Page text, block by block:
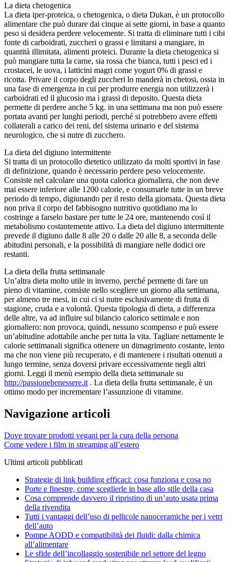
La dieta chetogenica
La dieta iper-proteica, o chetogenica, o dieta Dukan, è un protocollo
alimentare che può durare dai cinque ai sette giorni, in base a quanto
peso si desidera perdere velocemente. Si tratta di eliminare tutti i cibi
fonte di carboidrati, zuccheri o grassi e limitarsi a mangiare, in
quantità illimitata, alimenti proteici. Durante la dieta chetogenica si
può mangiare tutta la carne, sia rossa che bianca, tutti i pesci ed i
crostacei, le uova, i latticini magri come yogurt 0% di grassi e
ricotta. Privare il corpo degli zuccheri lo manderà in chetosi, ossia in
una fase di emergenza in cui per produrre energia non utilizzerà i
carboidrati ed il glucosio ma i grassi di deposito. Questa dieta
permette di perdere anche 5 kg. in una settimana ma non può essere
portata avanti per lunghi periodi, perché si potrebbero avere effetti
collaterali a carico dei reni, del sistema urinario e del sistema
neurologico, che si nutre di zucchero.
La dieta del digiuno intermittente
Si tratta di un protocollo dietetico utilizzato da molti sportivi in fase
di definizione, quando è necessario perdere peso velocemente.
Consiste nel calcolare una quota calorica giornaliera, che non deve
mai essere inferiore alle 1200 calorie, e consumarle tutte in un breve
periodo di tempo, digiunando per il resto della giornata. Questa dieta
non priva il corpo del fabbisogno nutritivo quotidiano ma lo
costringe a farselo bastare per tutte le 24 ore, mantenendo così il
metabolismo costantemente attivo. La dieta del digiuno intermittente
prevede il digiuno dalle 8 alle 20 o dalle 20 alle 8, a seconda delle
abitudini personali, e la possibilità di mangiare nelle dodici ore
restanti.
La dieta della frutta settimanale
Un’altra dieta molto utile in inverno, perché permette di fare un
pieno di vitamine, consiste nello scegliere un giorno alla settimana,
per almeno tre mesi, in cui ci si nutre esclusivamente di frutta di
stagione, cruda e a volontà. Questa tipologia di dieta, a differenza
delle altre, va ad influire sul bilancio calorico settimale e non
giornaliero: non provoca, quindi, nessuno scompenso e può essere
un’abitudine adottabile anche per tutta la vita. Tagliare nettamente le
calorie settimanali significa ottenere un dimagrimento costante, lento
ma che non viene più recuperato, e di mantenere i risultati ottenuti a
lungo termine, senza doversi privare eccessivamente negli altri
giorni. Leggi il menù esempio della dieta settimanale su
http://passionebenessere.it . La dieta della frutta settimanale, è un
ottimo modo per incrementare l’assunzione di vitamine.
Navigazione articoli
Dove trovare prodotti vegani per la cura della persona
Come vedere i film in streaming all’estero
Ultimi articoli pubblicati
Strategie di link building efficaci: cosa funziona e cosa no
Porte e finestre, come sceglierle in base allo stile della casa
Cosa comprende davvero il ripristino di un’auto usata prima
della rivendita
Tutti i vantaggi dell’uso di pellicole nanoceramiche per i vetri
dell’auto
Pompe AODD e compatibilità dei fluidi: dalla chimica
all’alimentare
Le sfide dell’incollaggio sostenibile nel settore del legno